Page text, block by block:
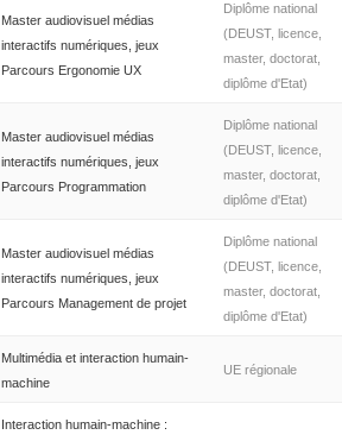
Master audiovisuel médias
interactifs numériques, jeux
Parcours Ergonomie UX
Diplôme national
(DEUST, licence,
master, doctorat,
diplôme d'Etat)
Master audiovisuel médias
interactifs numériques, jeux
Parcours Programmation
Diplôme national
(DEUST, licence,
master, doctorat,
diplôme d'Etat)
Master audiovisuel médias
interactifs numériques, jeux
Parcours Management de projet
Diplôme national
(DEUST, licence,
master, doctorat,
diplôme d'Etat)
Multimédia et interaction humain-
machine
UE régionale
Interaction humain-machine :